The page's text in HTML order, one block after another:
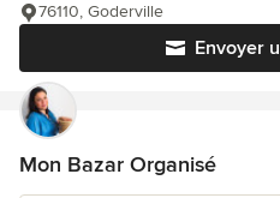
Envoyer
76110, Goderville
Mon Bazar Organisé